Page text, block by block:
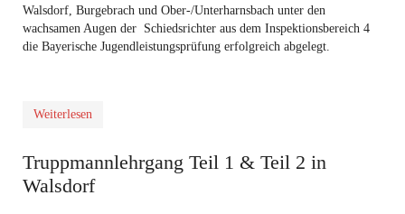
Walsdorf, Burgebrach und Ober-/Unterharnsbach unter den
wachsamen Augen der Schiedsrichter aus dem Inspektionsbereich 4
die Bayerische Jugendleistungsprüfung erfolgreich abgelegt.
Weiterlesen
Truppmannlehrgang Teil 1 & Teil 2 in
Walsdorf